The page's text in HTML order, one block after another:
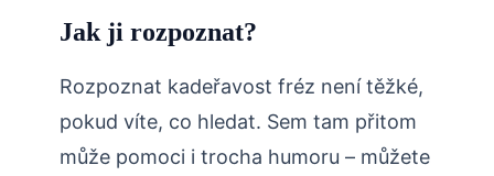
Jak ji rozpoznat?
Rozpoznat kadeřavost fréz není těžké,
pokud víte, co hledat. Sem tam přitom⁣
může pomoci i trocha humoru – můžete